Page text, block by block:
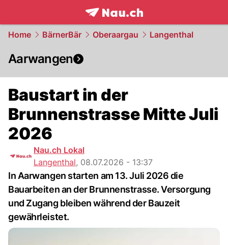
frontpage.NAU.ch
Home BärnerBär Oberaargau Langenthal
Aarwangen
Baustart in der
Brunnenstrasse Mitte Juli
2026
Nau.ch Lokal
Langenthal, 08.07.2026 - 13:37
In Aarwangen starten am 13. Juli 2026 die
Bauarbeiten an der Brunnenstrasse. Versorgung
und Zugang bleiben während der Bauzeit
gewährleistet.